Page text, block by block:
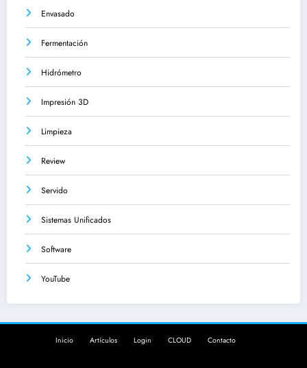
Envasado
Fermentación
Hidrómetro
Impresión 3D
Limpieza
Review
Servido
Sistemas Unificados
Software
YouTube
Inicio Artículos Login CLOUD Contacto